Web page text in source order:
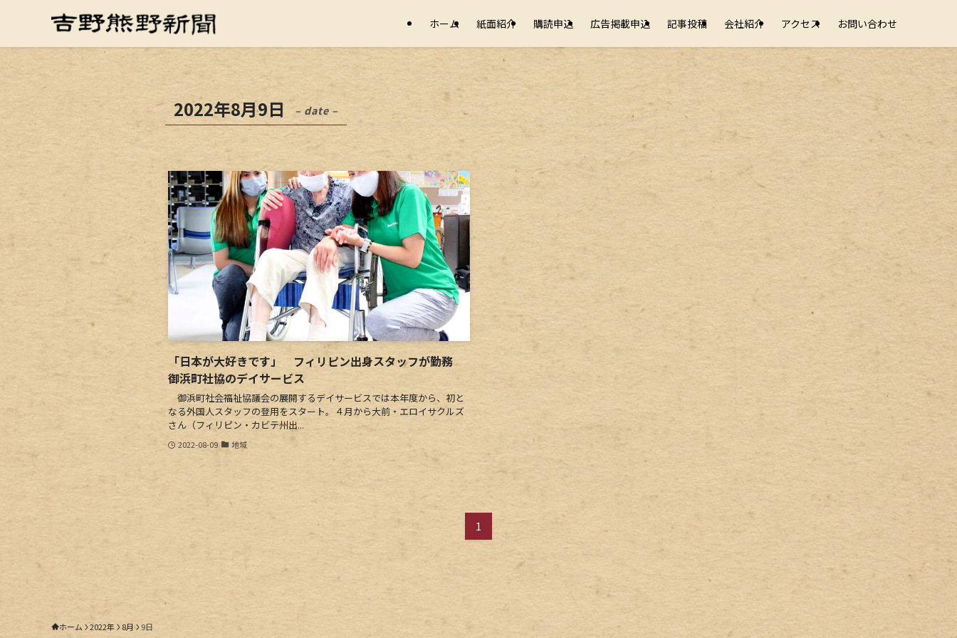
ホーム 紙面紹介 購読申込 広告掲載申込 記事投稿 会社紹介 アクセス お問い合わせ
2022年8月9日 – date –
「日本が大好きです」 フィリピン出身スタッフが勤務
御浜町社協のデイサービス
御浜町社会福祉協議会の展開するデイサービスでは本年度から、初と
なる外国人スタッフの登用をスタート。４月から大前・エロイサクルズ
さん（フィリピン・カビテ州出...
2022-08-09 地域
1
ホーム 2022年 8月 9日